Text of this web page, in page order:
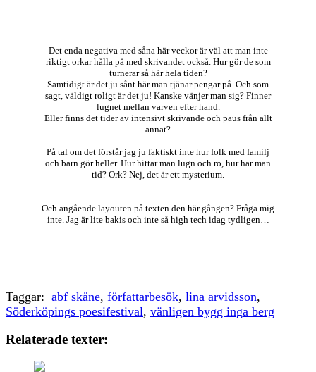
Det enda negativa med såna här veckor är väl att man inte
riktigt orkar hålla på med skrivandet också. Hur gör de som
turnerar så här hela tiden?
Samtidigt är det ju sånt här man tjänar pengar på. Och som
sagt, väldigt roligt är det ju! Kanske vänjer man sig? Finner
lugnet mellan varven efter hand.
Eller finns det tider av intensivt skrivande och paus från allt
annat?
På tal om det förstår jag ju faktiskt inte hur folk med familj
och barn gör heller. Hur hittar man lugn och ro, hur har man
tid? Ork? Nej, det är ett mysterium.
Och angående layouten på texten den här gången? Fråga mig
inte. Jag är lite bakis och inte så high tech idag tydligen…
Taggar: abf skåne, författarbesök, lina arvidsson,
Söderköpings poesifestival, vänligen bygg inga berg
Relaterade texter: